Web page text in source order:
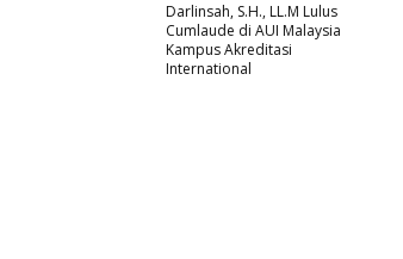
Darlinsah, S.H., LL.M Lulus
Cumlaude di AUI Malaysia
Kampus Akreditasi
International